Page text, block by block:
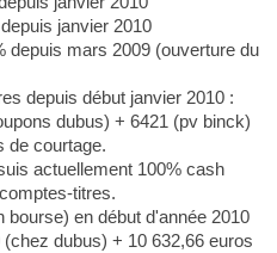
janvier 2010
depuis mars 2009 (ouverture du
depuis début janvier 2010 :
dubus) + 6421 (pv binck)
de courtage.
actuellement 100% cash
titres.
bourse) en début d'année 2010
dubus) + 10 632,66 euros